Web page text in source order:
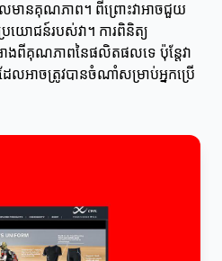
មានគុណភាព។ ពីព្រោះវាអាចជួយ
ោជន៍របស់វា។ ការពិនិត្យ
ងពីគុណភាពនៃផលិតផលទេ ប៉ុន្តែវា
លអាចត្រូវបានចំណាំសម្រាប់អ្នកប្រើ